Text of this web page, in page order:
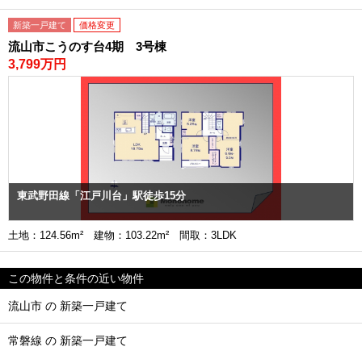
新築一戸建て 価格変更
流山市こうのす台4期 3号棟
3,799万円
東武野田線「江戸川台」駅徒歩15分
土地：124.56m² 建物：103.22m² 間取：3LDK
この物件と条件の近い物件
流山市 の 新築一戸建て
常磐線 の 新築一戸建て